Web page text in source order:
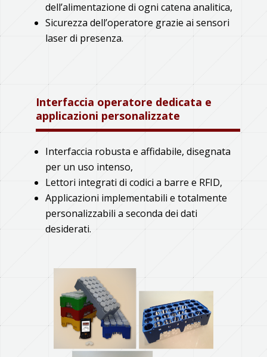
dell’alimentazione di ogni catena analitica,
Sicurezza dell’operatore grazie ai sensori
laser di presenza.
Interfaccia operatore dedicata e
applicazioni personalizzate
Interfaccia robusta e affidabile, disegnata
per un uso intenso,
Lettori integrati di codici a barre e RFID,
Applicazioni implementabili e totalmente
personalizzabili a seconda dei dati
desiderati.